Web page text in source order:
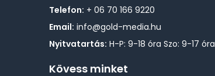
Telefon: + 06 70 166 9220
Email: info@gold-media.hu
Nyitvatartás: H-P: 9-18 óra Szo: 9-17 óra
Kövess minket